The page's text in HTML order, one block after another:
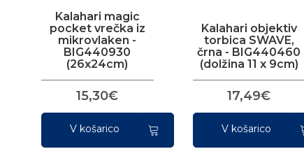
Kalahari magic
pocket vrečka iz
mikrovlaken -
BIG440930
(26x24cm)
15,30€
V košarico
Kalahari objektiv
torbica SWAVE,
črna - BIG440460
(dolžina 11 x 9cm)
17,49€
V košarico